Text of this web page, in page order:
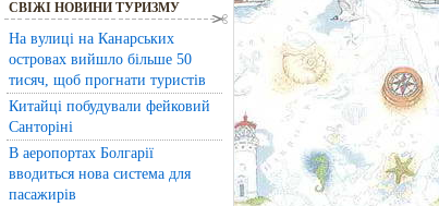
СВІЖІ НОВИНИ ТУРИЗМУ
На вулиці на Канарських
островах вийшло більше 50
тисяч, щоб прогнати туристів
Китайці побудували фейковий
Санторіні
В аеропортах Болгарії
вводиться нова система для
пасажирів